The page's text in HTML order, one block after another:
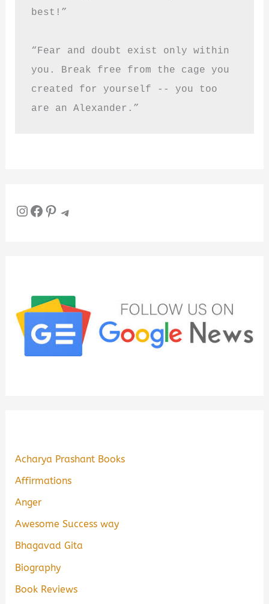
best!”
“Fear and doubt exist only within
you. Break free from the cage you
created for yourself -- you too
are an Alexander.”
InstagramFacebook Pinterest Telegram
Acharya Prashant Books
Affirmations
Anger
Awesome Success way
Bhagavad Gita
Biography
Book Reviews